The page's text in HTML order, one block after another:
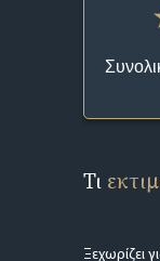
Τι
Ξεχωρίζει